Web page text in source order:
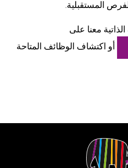
المستقبلية.
معنا على
أو اكتشاف الوظائف المتاحة